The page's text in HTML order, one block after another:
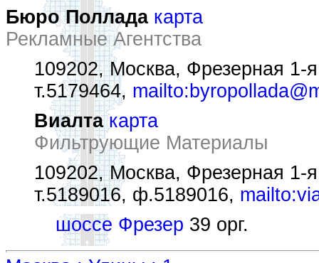
Бюро Поллада карта
Рекламные Агентства
109202, Москва, Фрезерная 1-
т.5179464,
Виалта карта
Фильтрующие Материалы
109202, Москва, Фрезерная 1-
т.5189016, ф.5189016,
шоссе Фрезер 39 орг.